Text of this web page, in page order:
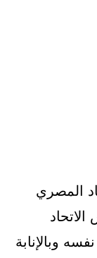
المصري
وبالإنابة